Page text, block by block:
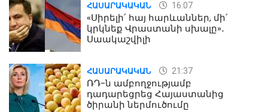
ՀԱՍԱՐԱԿԱԿԱՆ 16:07
«Սիրելի՛ հայ հարևաններ, մի՛
կրկնեք Վրաստանի սխալը»․
Սաակաշվիլի
ՀԱՍԱՐԱԿԱԿԱՆ 21:37
ՌԴ-ն ամբողջությամբ
դադարեցրեց Հայաստանից
ծիրանի ներմուծումը